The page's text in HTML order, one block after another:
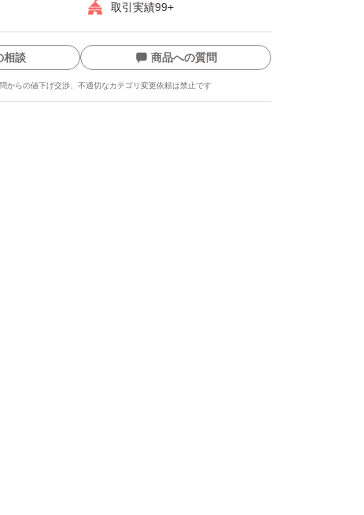
取引実績99+
相談 商品への質問
からの値下げ交渉、不適切なカテゴリ変更依頼は禁止です